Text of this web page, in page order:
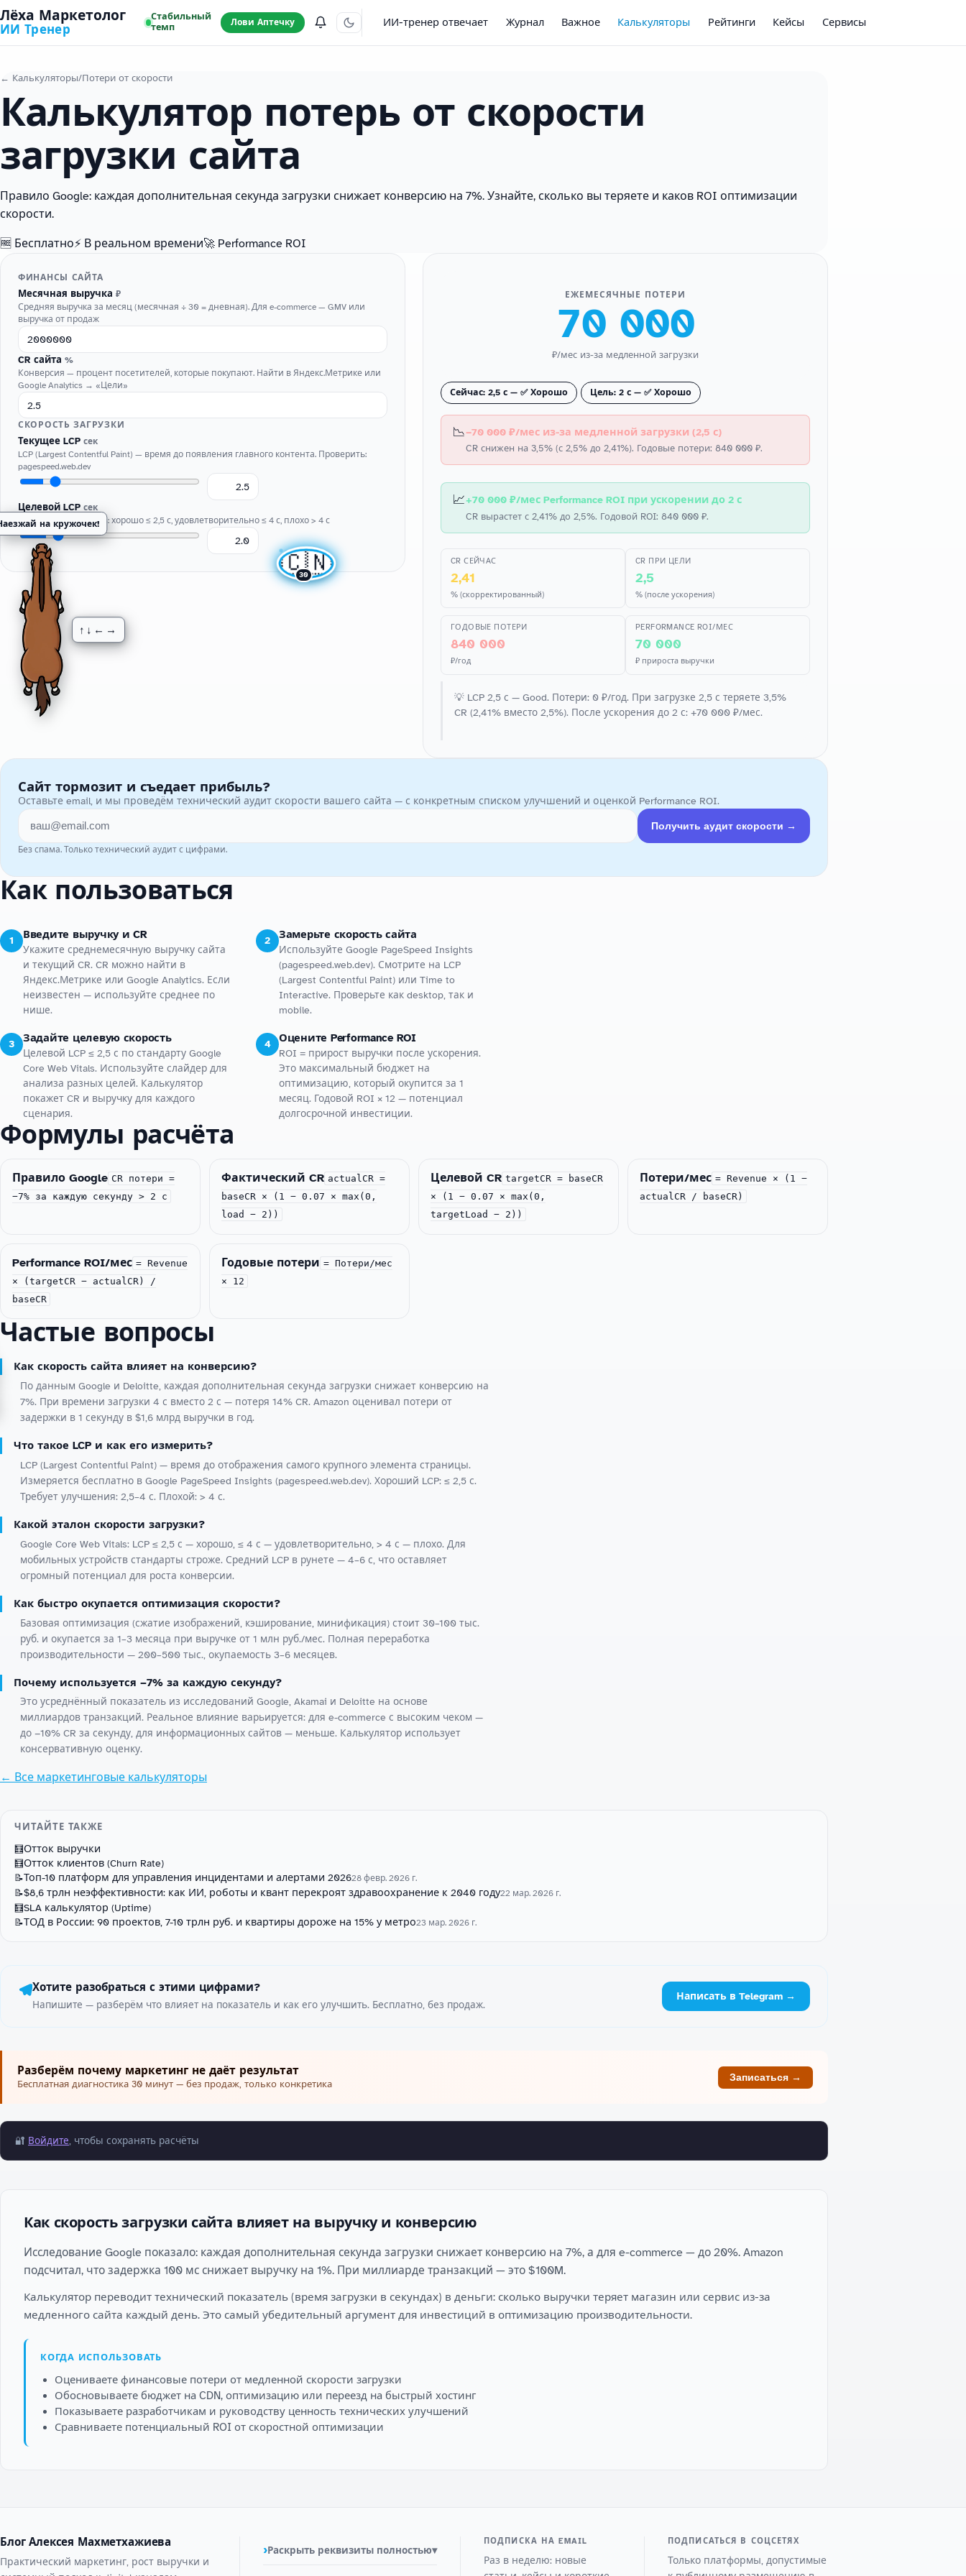
Лёха Маркетолог
ИИ Тренер
Стабильный
темп
Лови Аптечку ИИ-тренер отвечает Журнал Важное Калькуляторы Рейтинги Кейсы Сервисы
← Калькуляторы/Потери от скорости
Калькулятор потерь от скорости
загрузки сайта
Правило Google: каждая дополнительная секунда загрузки снижает конверсию на 7%. Узнайте, сколько вы теряете и каков ROI оптимизации
скорости.
🆓 Бесплатно⚡ В реальном времени🚀 Performance ROI
ФИНАНСЫ САЙТА
Месячная выручка ₽
Средняя выручка за месяц (месячная ÷ 30 = дневная). Для e-commerce — GMV или
выручка от продаж
CR сайта %
Конверсия — процент посетителей, которые покупают. Найти в Яндекс.Метрике или
Google Analytics → «Цели»
СКОРОСТЬ ЗАГРУЗКИ
Текущее LCP сек
LCP (Largest Contentful Paint) — время до появления главного контента. Проверить:
pagespeed.web.dev
Целевой LCP сек
Google Core Web Vitals: хорошо ≤ 2,5 с, удовлетворительно ≤ 4 с, плохо > 4 с
ЕЖЕМЕСЯЧНЫЕ ПОТЕРИ
70 000
₽/мес из-за медленной загрузки
Сейчас: 2,5 с — ✅ Хорошо Цель: 2 с — ✅ Хорошо
📉−70 000 ₽/мес из-за медленной загрузки (2,5 с)
CR снижен на 3,5% (с 2,5% до 2,41%). Годовые потери: 840 000 ₽.
📈+70 000 ₽/мес Performance ROI при ускорении до 2 с
CR вырастет с 2,41% до 2,5%. Годовой ROI: 840 000 ₽.
CR СЕЙЧАС
2,41
% (скорректированный)
CR ПРИ ЦЕЛИ
2,5
% (после ускорения)
ГОДОВЫЕ ПОТЕРИ
840 000
₽/год
PERFORMANCE ROI/МЕС
70 000
₽ прироста выручки
💡 LCP 2,5 с — Good. Потери: 0 ₽/год. При загрузке 2,5 с теряете 3,5%
CR (2,41% вместо 2,5%). После ускорения до 2 с: +70 000 ₽/мес.
Сайт тормозит и съедает прибыль?
Оставьте email, и мы проведём технический аудит скорости вашего сайта — с конкретным списком улучшений и оценкой Performance ROI.
Получить аудит скорости →
Без спама. Только технический аудит с цифрами.
Как пользоваться
1
Введите выручку и CR
Укажите среднемесячную выручку сайта
и текущий CR. CR можно найти в
Яндекс.Метрике или Google Analytics. Если
неизвестен — используйте среднее по
нише.
2
Замерьте скорость сайта
Используйте Google PageSpeed Insights
(pagespeed.web.dev). Смотрите на LCP
(Largest Contentful Paint) или Time to
Interactive. Проверьте как desktop, так и
mobile.
3
Задайте целевую скорость
Целевой LCP ≤ 2,5 с по стандарту Google
Core Web Vitals. Используйте слайдер для
анализа разных целей. Калькулятор
покажет CR и выручку для каждого
сценария.
4
Оцените Performance ROI
ROI = прирост выручки после ускорения.
Это максимальный бюджет на
оптимизацию, который окупится за 1
месяц. Годовой ROI × 12 — потенциал
долгосрочной инвестиции.
Формулы расчёта
Правило Google CR потери =
−7% за каждую секунду > 2 с
Фактический CR actualCR =
baseCR × (1 − 0.07 × max(0,
load − 2))
Целевой CR targetCR = baseCR
× (1 − 0.07 × max(0,
targetLoad − 2))
Потери/мес = Revenue × (1 −
actualCR / baseCR)
Performance ROI/мес = Revenue
× (targetCR − actualCR) /
baseCR
Годовые потери = Потери/мес
× 12
Частые вопросы
Как скорость сайта влияет на конверсию?
По данным Google и Deloitte, каждая дополнительная секунда загрузки снижает конверсию на
7%. При времени загрузки 4 с вместо 2 с — потеря 14% CR. Amazon оценивал потери от
задержки в 1 секунду в $1,6 млрд выручки в год.
Что такое LCP и как его измерить?
LCP (Largest Contentful Paint) — время до отображения самого крупного элемента страницы.
Измеряется бесплатно в Google PageSpeed Insights (pagespeed.web.dev). Хороший LCP: ≤ 2,5 с.
Требует улучшения: 2,5–4 с. Плохой: > 4 с.
Какой эталон скорости загрузки?
Google Core Web Vitals: LCP ≤ 2,5 с — хорошо, ≤ 4 с — удовлетворительно, > 4 с — плохо. Для
мобильных устройств стандарты строже. Средний LCP в рунете — 4–6 с, что оставляет
огромный потенциал для роста конверсии.
Как быстро окупается оптимизация скорости?
Базовая оптимизация (сжатие изображений, кэширование, минификация) стоит 30–100 тыс.
руб. и окупается за 1–3 месяца при выручке от 1 млн руб./мес. Полная переработка
производительности — 200–500 тыс., окупаемость 3–6 месяцев.
Почему используется −7% за каждую секунду?
Это усреднённый показатель из исследований Google, Akamai и Deloitte на основе
миллиардов транзакций. Реальное влияние варьируется: для e-commerce с высоким чеком —
до −10% CR за секунду, для информационных сайтов — меньше. Калькулятор использует
консервативную оценку.
← Все маркетинговые калькуляторы
ЧИТАЙТЕ ТАКЖЕ
🧮Отток выручки
🧮Отток клиентов (Churn Rate)
📝Топ-10 платформ для управления инцидентами и алертами 202628 февр. 2026 г.
📝$8,6 трлн неэффективности: как ИИ, роботы и квант перекроят здравоохранение к 2040 году22 мар. 2026 г.
🧮SLA калькулятор (Uptime)
📝ТОД в России: 90 проектов, 7-10 трлн руб. и квартиры дороже на 15% у метро23 мар. 2026 г.
Хотите разобраться с этими цифрами?
Напишите — разберём что влияет на показатель и как его улучшить. Бесплатно, без продаж.
Написать в Telegram →
Разберём почему маркетинг не даёт результат
Бесплатная диагностика 30 минут — без продаж, только конкретика
Записаться →
🔐 Войдите, чтобы сохранять расчёты
Как скорость загрузки сайта влияет на выручку и конверсию
Исследование Google показало: каждая дополнительная секунда загрузки снижает конверсию на 7%, а для e-commerce — до 20%. Amazon
подсчитал, что задержка 100 мс снижает выручку на 1%. При миллиарде транзакций — это $100M.
Калькулятор переводит технический показатель (время загрузки в секундах) в деньги: сколько выручки теряет магазин или сервис из-за
медленного сайта каждый день. Это самый убедительный аргумент для инвестиций в оптимизацию производительности.
КОГДА ИСПОЛЬЗОВАТЬ
Оцениваете финансовые потери от медленной скорости загрузки
Обосновываете бюджет на CDN, оптимизацию или переезд на быстрый хостинг
Показываете разработчикам и руководству ценность технических улучшений
Сравниваете потенциальный ROI от скоростной оптимизации
Блог Алексея Махметхажиева
Практический маркетинг, рост выручки и
Раскрыть реквизиты полностью▾
ПОДПИСКА НА EMAIL
Раз в неделю: новые
ПОДПИСАТЬСЯ В СОЦСЕТЯХ
Только платформы, допустимые
на кружочек!
↑↓←→
🇨🇳
30